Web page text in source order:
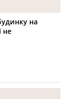
на
не